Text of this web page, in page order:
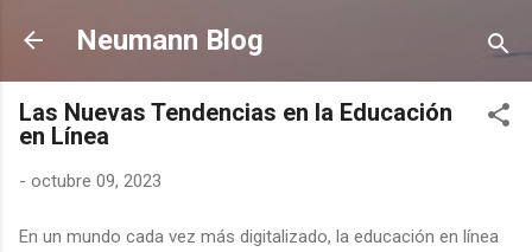
Ir al contenido principal
Neumann Blog
Las Nuevas Tendencias en la Educación
en Línea
- octubre 09, 2023
En un mundo cada vez más digitalizado, la educación en línea